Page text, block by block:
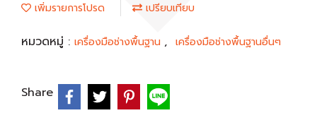
เพิ่มรายการโปรด เปรียบเทียบ
หมวดหมู่ : เครื่องมือช่างพื้นฐาน , เครื่องมือช่างพื้นฐานอื่นๆ
Share